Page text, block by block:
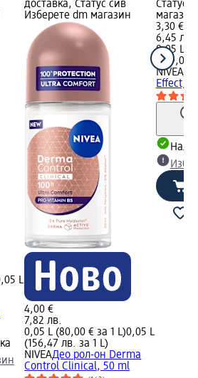
L
доставка, Статус сив
Изберете dm магазин
4,00 €
7,82 лв.
0,05 L (80,00 € за 1 L)0,05 L
(156,47 лв. за 1 L)
NIVEAДео рол-он Derma
Control Clinical, 50 ml
Статус
магазин
3,30 €
6,45 лв.
0,05 L
(129,08
NIVEA
Effect,